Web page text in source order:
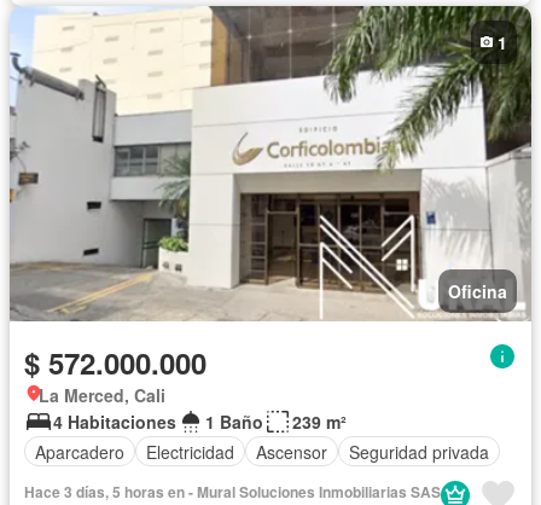
Oficina
1
$ 572.000.000
La Merced, Cali
4 Habitaciones
1 Baño
239 m²
Aparcadero
Electricidad Ascensor Seguridad privada
Hace 3 días, 5 horas en - Mural Soluciones Inmobiliarias SAS